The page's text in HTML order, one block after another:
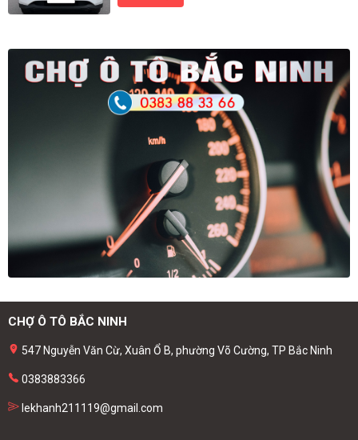
CHỢ Ô TÔ BẮC NINH
547 Nguyễn Văn Cừ, Xuân Ổ B, phường Võ Cường, TP Bắc Ninh
0383883366
lekhanh211119@gmail.com